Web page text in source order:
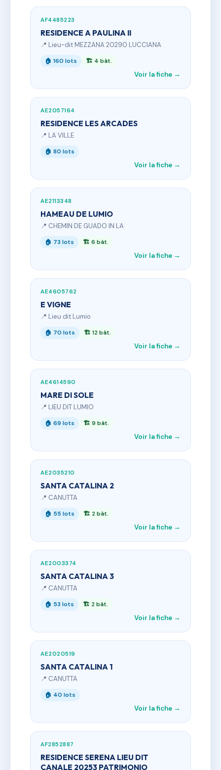
AF4485223
RESIDENCE A PAULINA II
📍 Lieu-dit MEZZANA 20290 LUCCIANA
🏠 160 lots 🏗 4 bât.
Voir la fiche →
AE2057164
RESIDENCE LES ARCADES
📍 LA VILLE
🏠 80 lots
Voir la fiche →
AE2113348
HAMEAU DE LUMIO
📍 CHEMIN DE GUADO IN LA
🏠 73 lots 🏗 6 bât.
Voir la fiche →
AE4605762
E VIGNE
📍 Lieu dit Lumio
🏠 70 lots 🏗 12 bât.
Voir la fiche →
AE4614590
MARE DI SOLE
📍 LIEU DIT LUMIO
🏠 69 lots 🏗 9 bât.
Voir la fiche →
AE2035210
SANTA CATALINA 2
📍 CANUTTA
🏠 55 lots 🏗 2 bât.
Voir la fiche →
AE2003374
SANTA CATALINA 3
📍 CANUTTA
🏠 53 lots 🏗 2 bât.
Voir la fiche →
AE2020519
SANTA CATALINA 1
📍 CANUTTA
🏠 40 lots
Voir la fiche →
AF2852887
RESIDENCE SERENA LIEU DIT
CANALE 20253 PATRIMONIO